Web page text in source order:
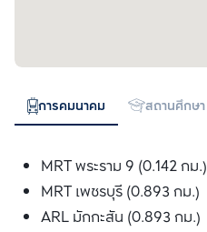
การคมนาคม สถานศึกษา
MRT พระราม 9 (0.142 กม.)
MRT เพชรบุรี (0.893 กม.)
ARL มักกะสัน (0.893 กม.)